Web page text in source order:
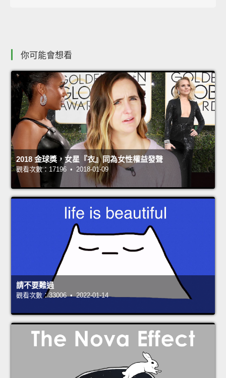
你可能會想看
2018 金球獎，女星『衣』同為女性權益發聲
觀看次數：17196 • 2018-01-09
請不要難過
觀看次數：33006 • 2022-01-14